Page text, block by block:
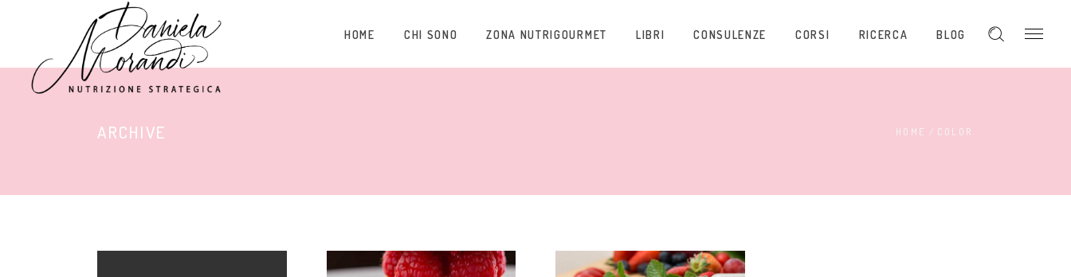
HOME CHI SONO ZONA NUTRIGOURMET LIBRI CONSULENZE CORSI RICERCA BLOG
ARCHIVE HOME / COLOR